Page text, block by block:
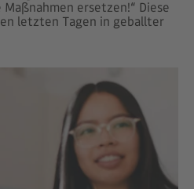
ersetzen!“ Diese
letzten Tagen in geballter